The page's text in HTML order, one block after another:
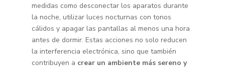
medidas como desconectar los aparatos durante
la noche, utilizar luces nocturnas con tonos
cálidos y apagar las pantallas al menos una hora
antes de dormir. Estas acciones no solo reducen
la interferencia electrónica, sino que también
contribuyen a crear un ambiente más sereno y